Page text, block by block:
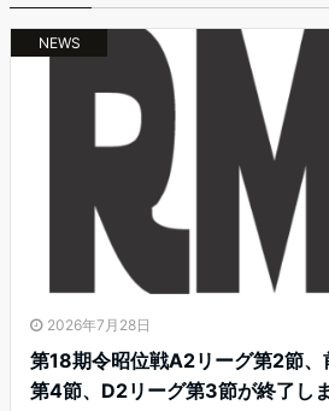
NEWS
2026年7月28日
第18期令昭位戦A2リーグ第2節
第4節、D2リーグ第3節が終了し